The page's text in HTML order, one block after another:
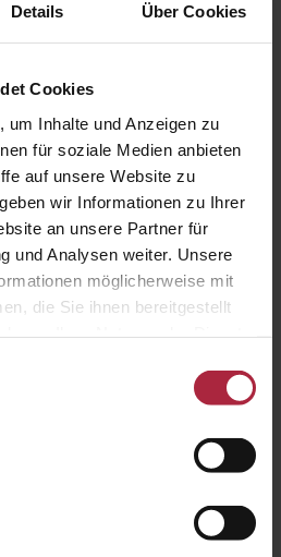
Details Über Cookies
Cookies
um Inhalte und Anzeigen zu
für soziale Medien anbieten
auf unsere Website zu
wir Informationen zu Ihrer
an unsere Partner für
und Analysen weiter. Unsere
möglicherweise mit
die Sie ihnen bereitgestellt
Führung
bei Perea P60 und P70
für Anlagen mit großer Breite
bei Anlagen